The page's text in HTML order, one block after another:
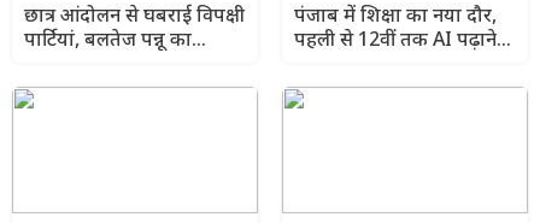
छात्र आंदोलन से घबराई विपक्षी
पार्टियां, बलतेज पन्नू का
हमला
पंजाब में शिक्षा का नया दौर,
पहली से 12वीं तक AI पढ़ाने